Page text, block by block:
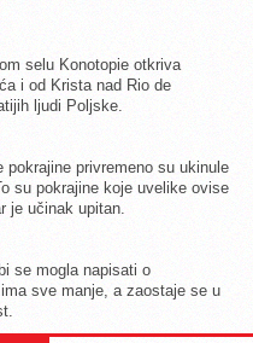
selu Konotopie otkriva
i od Krista nad Rio de
ljudi Poljske.
privremeno su ukinule
su pokrajine koje uvelike ovise
je učinak upitan.
se mogla napisati o
sve manje, a zaostaje se u